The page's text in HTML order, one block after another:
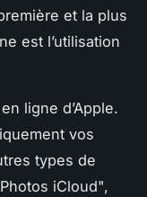
et la plus
est l’utilisation
ligne d’Apple.
vos
types de
iCloud",